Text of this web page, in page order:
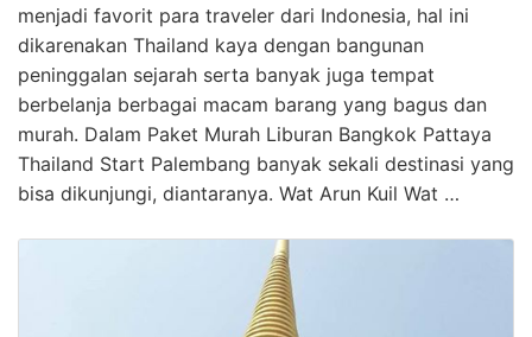
menjadi favorit para traveler dari Indonesia, hal ini
dikarenakan Thailand kaya dengan bangunan
peninggalan sejarah serta banyak juga tempat
berbelanja berbagai macam barang yang bagus dan
murah. Dalam Paket Murah Liburan Bangkok Pattaya
Thailand Start Palembang banyak sekali destinasi yang
bisa dikunjungi, diantaranya. Wat Arun Kuil Wat …